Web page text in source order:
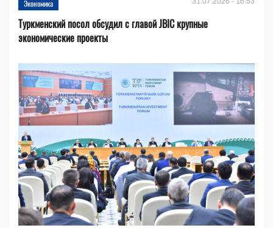
Экономика
Туркменский посол обсудил с главой JBIC крупные
экономические проекты